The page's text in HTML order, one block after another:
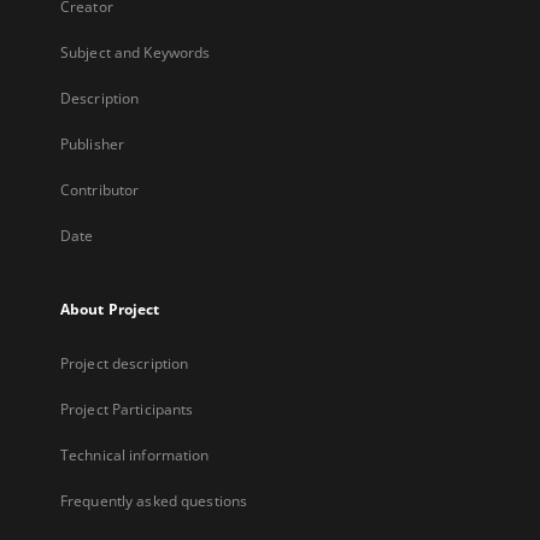
Creator
Subject and Keywords
Description
Publisher
Contributor
Date
About Project
Project description
Project Participants
Technical information
Frequently asked questions